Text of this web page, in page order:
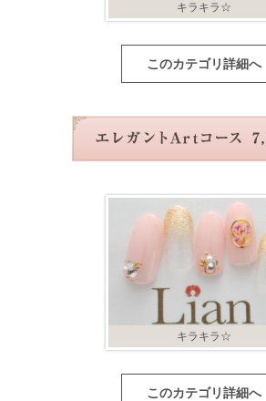
キラキラ☆
このカテゴリ詳細へ
キラキラ☆
このカテゴリ詳細へ